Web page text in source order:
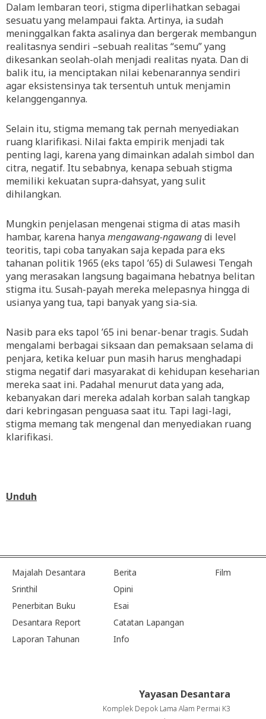
Dalam lembaran teori, stigma diperlihatkan sebagai
sesuatu yang melampaui fakta. Artinya, ia sudah
meninggalkan fakta asalinya dan bergerak membangun
realitasnya sendiri –sebuah realitas “semu” yang
dikesankan seolah-olah menjadi realitas nyata. Dan di
balik itu, ia menciptakan nilai kebenarannya sendiri
agar eksistensinya tak tersentuh untuk menjamin
kelanggengannya.
Selain itu, stigma memang tak pernah menyediakan
ruang klarifikasi. Nilai fakta empirik menjadi tak
penting lagi, karena yang dimainkan adalah simbol dan
citra, negatif. Itu sebabnya, kenapa sebuah stigma
memiliki kekuatan supra-dahsyat, yang sulit
dihilangkan.
Mungkin penjelasan mengenai stigma di atas masih
hambar, karena hanyamengawang-ngawangdi level
teoritis, tapi coba tanyakan saja kepada para eks
tahanan politik 1965 (eks tapol ’65) di Sulawesi Tengah
yang merasakan langsung bagaimana hebatnya belitan
stigma itu. Susah-payah mereka melepasnya hingga di
usianya yang tua, tapi banyak yang sia-sia.
Nasib para eks tapol ’65 ini benar-benar tragis. Sudah
mengalami berbagai siksaan dan pemaksaan selama di
penjara, ketika keluar pun masih harus menghadapi
stigma negatif dari masyarakat di kehidupan keseharian
mereka saat ini. Padahal menurut data yang ada,
kebanyakan dari mereka adalah korban salah tangkap
dari kebringasan penguasa saat itu. Tapi lagi-lagi,
stigma memang tak mengenal dan menyediakan ruang
klarifikasi.
Unduh
Majalah Desantara
Srinthil
Penerbitan Buku
Desantara Report
Laporan Tahunan
Berita
Opini
Esai
Catatan Lapangan
Info
Film
Yayasan Desantara
Komplek Depok Lama Alam Permai K3